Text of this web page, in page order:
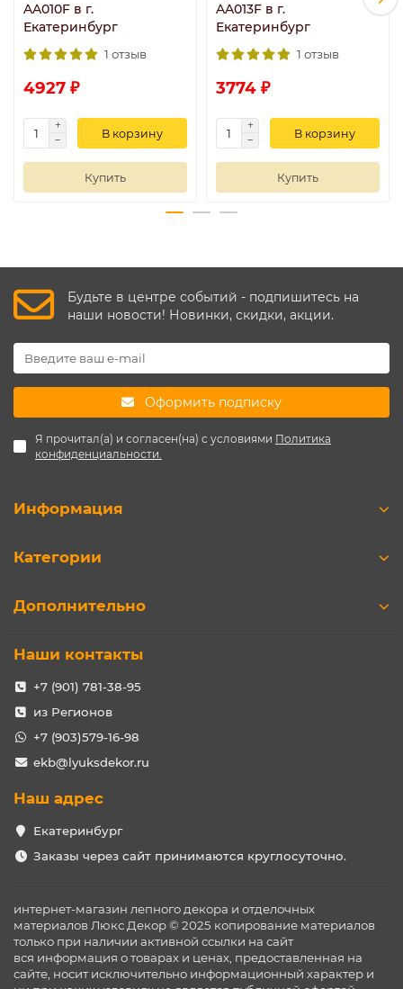
AA010F в г.
Екатеринбург
1 отзыв
4927 ₽
В корзину
Купить
AA013F в г.
Екатеринбург
1 отзыв
3774 ₽
В корзину
Купить
Будьте в центре событий - подпишитесь на
наши новости! Новинки, скидки, акции.
Оформить подписку
Я прочитал(а) и согласен(на) с условиями Политика
конфиденциальности.
Информация
Категории
Дополнительно
Наши контакты
+7 (901) 781-38-95
из Регионов
+7 (903)579-16-98
ekb@lyuksdekor.ru
Наш адрес
Екатеринбург
Заказы через сайт принимаются круглосуточно.
интернет-магазин лепного декора и отделочных
материалов Люкс Декор © 2025 копирование материалов
только при наличии активной ссылки на сайт
вся информация о товарах и ценах, предоставленная на
сайте, носит исключительно информационный характер и